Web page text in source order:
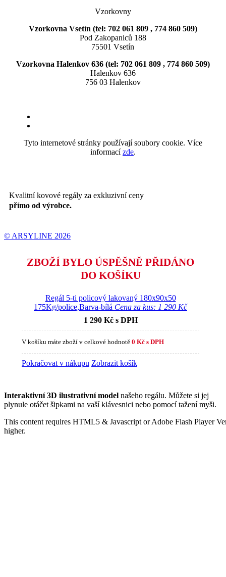
Vzorkovny
Vzorkovna Vsetín (tel: 702 061 809 , 774 860 509)
Pod Zakopaniců 188
75501 Vsetín
Vzorkovna Halenkov 636 (tel: 702 061 809 , 774 860 509)
Halenkov 636
756 03 Halenkov
Tyto internetové stránky používají soubory cookie. Více
informacízde.
Kvalitní kovové regály za exkluzivní ceny
přímo od výrobce.
© ARSYLINE 2026
ZBOŽÍ BYLO ÚSPĚŠNĚ PŘIDÁNO
DO KOŠÍKU
Regál 5-ti policový lakovaný 180x90x50
175Kg/police,Barva-bílá Cena za kus: 1 290 Kč
1 290Kč s DPH
V košíku máte zboží v celkové hodnotě 0 Kč s DPH
Pokračovat v nákupu Zobrazit košík
Interaktivní 3D ilustrativní model našeho regálu. Můžete si jej
plynule otáčet šipkami na vaší klávesnici nebo pomocí tažení myši.
This content requires HTML5 & Javascript or Adobe Flash Player
higher.